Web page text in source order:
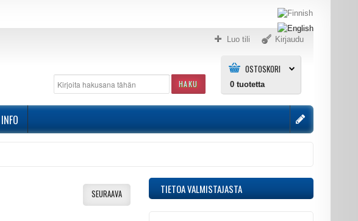
Luo tili Kirjaudu
OSTOSKORI
0 tuotetta
HAKU
INFO
SEURAAVA TIETOA VALMISTAJASTA